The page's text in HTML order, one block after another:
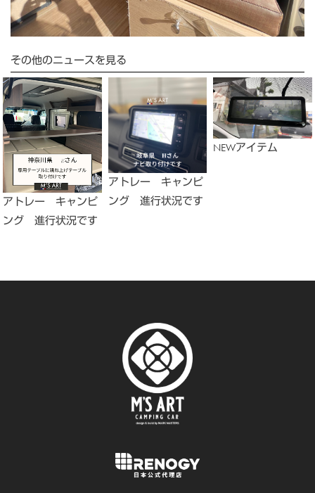
その他のニュースを見る
アトレー キャンピ
ング 進行状況です
アトレー キャンピ
ング 進行状況です
NEWアイテム